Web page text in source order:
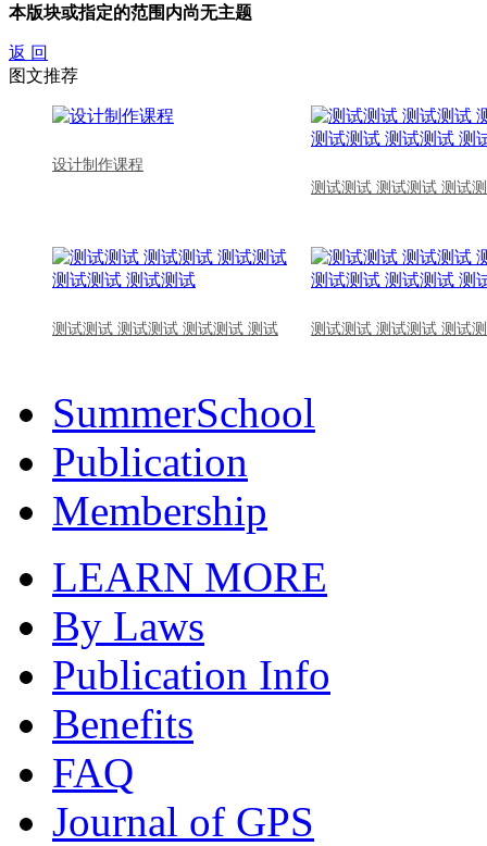
本版块或指定的范围内尚无主题
返 回
图文推荐
设计制作课程
测试测试 测试测试 测试
测试测试 测试测试 测试测试 测试 测试测试 测试测试 测试
SummerSchool
Publication
Membership
LEARN MORE
By Laws
Publication Info
Benefits
FAQ
Journal of GPS